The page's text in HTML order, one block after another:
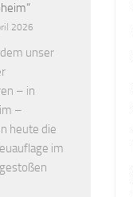
2026
unser
– in
–
heute die
im